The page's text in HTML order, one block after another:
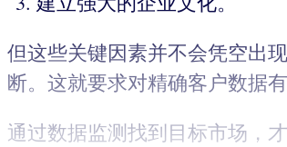
但这些关键因素并不会凭空出
断。这就要求对精确客户数据
通过数据监测找到目标市场，